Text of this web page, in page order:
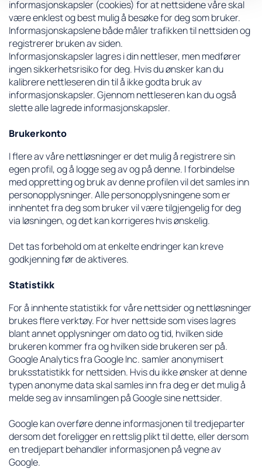
informasjonskapsler (cookies) for at nettsidene våre skal
være enklest og best mulig å besøke for deg som bruker.
Informasjonskapslene både måler trafikken til nettsiden og
registrerer bruken av siden.
Informasjonskapsler lagres i din nettleser, men medfører
ingen sikkerhetsrisiko for deg. Hvis du ønsker kan du
kalibrere nettleseren din til å ikke godta bruk av
informasjonskapsler. Gjennom nettleseren kan du også
slette alle lagrede informasjonskapsler.
Brukerkonto
I flere av våre nettløsninger er det mulig å registrere sin
egen profil, og å logge seg av og på denne. I forbindelse
med oppretting og bruk av denne profilen vil det samles inn
personopplysninger. Alle personopplysningene som er
innhentet fra deg som bruker vil være tilgjengelig for deg
via løsningen, og det kan korrigeres hvis ønskelig.
Det tas forbehold om at enkelte endringer kan kreve
godkjenning før de aktiveres.
Statistikk
For å innhente statistikk for våre nettsider og nettløsninger
brukes flere verktøy. For hver nettside som vises lagres
blant annet opplysninger om dato og tid, hvilken side
brukeren kommer fra og hvilken side brukeren ser på.
Google Analytics fra Google Inc. samler anonymisert
bruksstatistikk for nettsiden. Hvis du ikke ønsker at denne
typen anonyme data skal samles inn fra deg er det mulig å
melde seg av innsamlingen på Google sine nettsider.
Google kan overføre denne informasjonen til tredjeparter
dersom det foreligger en rettslig plikt til dette, eller dersom
en tredjepart behandler informasjonen på vegne av
Google.